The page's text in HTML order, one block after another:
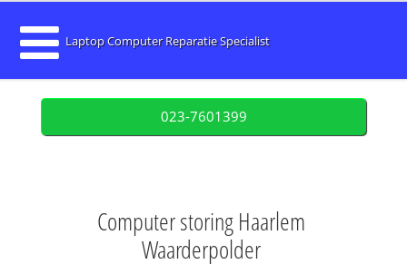
Laptop Computer Reparatie Specialist
023-7601399
Computer storing Haarlem
Waarderpolder